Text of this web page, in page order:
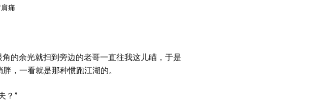
痛
的余光就扫到旁边的老哥一直往我这儿瞄，于是
，一看就是那种惯跑江湖的。
？”